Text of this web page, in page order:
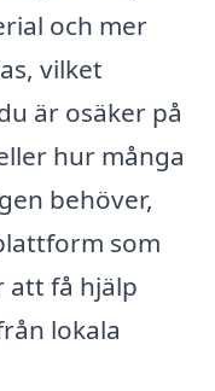
och mer
vilket
är osäker på
hur många
behöver,
som
att få hjälp
lokala